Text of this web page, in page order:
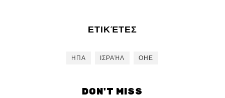
ΕΤΙΚΈΤΕΣ
ΗΠΑ ΙΣΡΑΉΛ ΟΗΕ
DON'T MISS